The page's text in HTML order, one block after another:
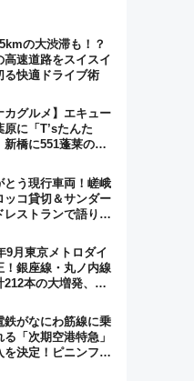
の大渋滞も！？
高速道路をスイスイ
る快適ドライブ術
カグルメ】エキュー
原に「T’sたんた
橋に551蓬莱の
イス専門店「肉とた
新グルメ続々登場！
年8月】
とう現行車両！嵯峨
ッコ貸切＆サンダー
レストランで語り合
ヒロと行く！9月13
都の鉄道満喫ツア
催
9月東京メトロダイ
！銀座線・丸ノ内線
212本の大増発、混
鉄がなにわ筋線に乗
る「次期空港特急」
を決定！ピニンファ